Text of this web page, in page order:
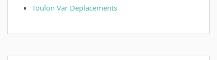
Toulon Var Deplacements